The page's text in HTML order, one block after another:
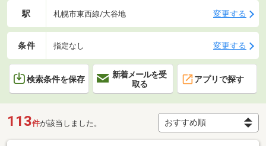
駅 札幌市東西線/大谷地 変更する
条件 指定なし 変更する
検索条件を保存
新着メールを受
取る
アプリで探す
113件が該当しました。